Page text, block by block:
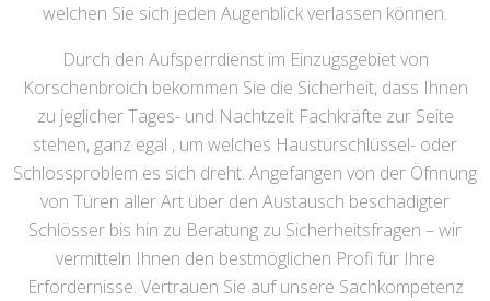
welchen Sie sich jeden Augenblick verlassen können.
Durch den Aufsperrdienst im Einzugsgebiet von
Korschenbroich bekommen Sie die Sicherheit, dass Ihnen
zu jeglicher Tages- und Nachtzeit Fachkräfte zur Seite
stehen, ganz egal , um welches Haustürschlüssel- oder
Schlossproblem es sich dreht. Angefangen von der Öfnnung
von Türen aller Art über den Austausch beschädigter
Schlösser bis hin zu Beratung zu Sicherheitsfragen – wir
vermitteln Ihnen den bestmöglichen Profi für Ihre
Erfordernisse. Vertrauen Sie auf unsere Sachkompetenz